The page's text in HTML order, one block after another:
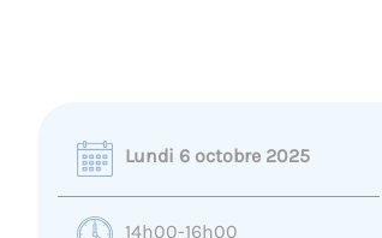
Lundi 6 octobre 2025
14h00-16h00